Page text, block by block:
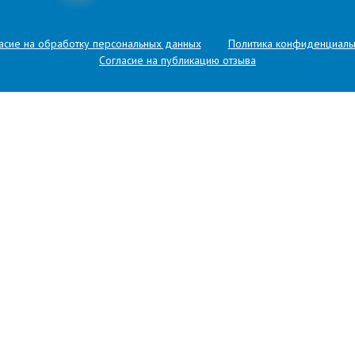
на обработку персональных данных
Политика
Согласие на публикацию отзыва